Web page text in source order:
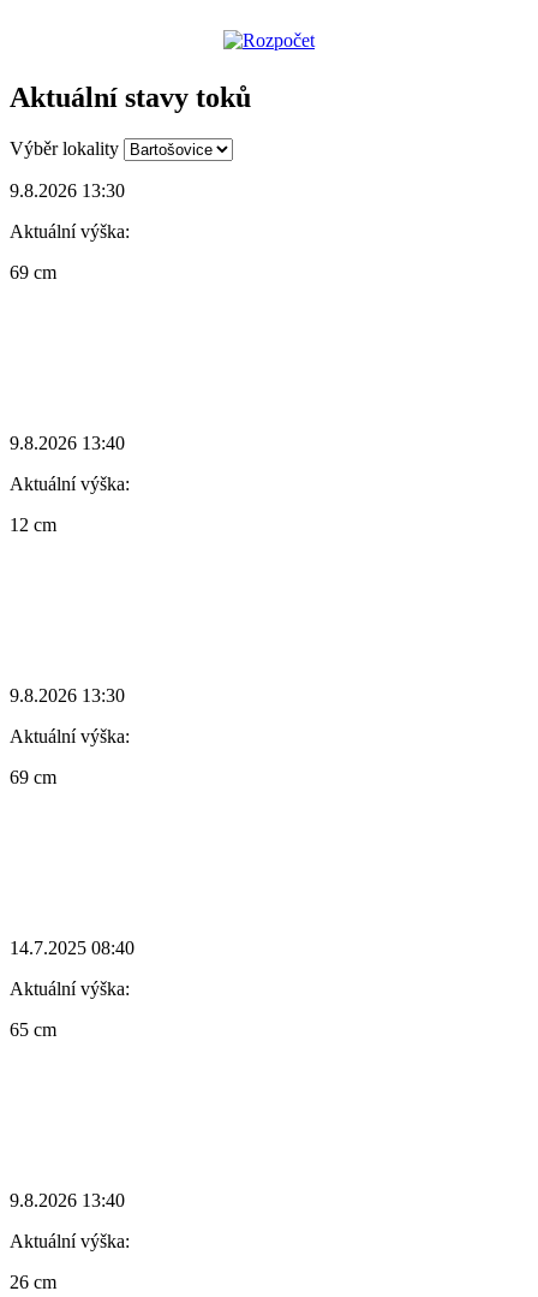
Aktuální stavy toků
Výběr lokality
9.8.2026 13:30
Aktuální výška:
69 cm
9.8.2026 13:40
Aktuální výška:
12 cm
9.8.2026 13:30
Aktuální výška:
69 cm
14.7.2025 08:40
Aktuální výška:
65 cm
9.8.2026 13:40
Aktuální výška:
26 cm